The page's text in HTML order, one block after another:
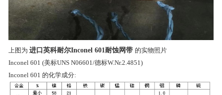
上图为 进口英科耐尔Inconel 601耐蚀网带 的实物照片
Inconel 601 (美标UNS N06601/德标W.Nr.2.4851)
Inconel 601 的化学成分: